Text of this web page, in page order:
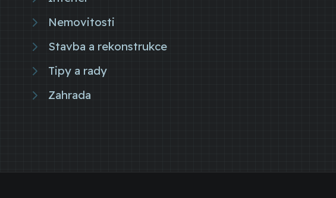
Nemovitosti
Stavba a rekonstrukce
Tipy a rady
Zahrada